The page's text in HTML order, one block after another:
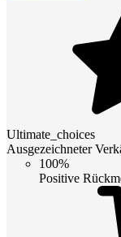
Ultimate_choices
Ausgezeichneter
100%
Positive